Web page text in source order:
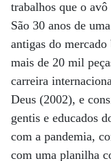
trabalhos que o
São 30 anos de
antigas do
mais de 20 mil
carreira
Deus (2002), e
gentis e educados
com a pandemia,
com uma planilha